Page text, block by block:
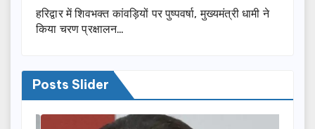
हरिद्वार में शिवभक्त कांवड़ियों पर पुष्पवर्षा, मुख्यमंत्री धामी ने
किया चरण प्रक्षालन…
Posts Slider